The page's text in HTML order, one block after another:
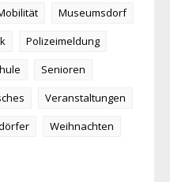
Museumsdorf
Polizeimeldung
Senioren
Veranstaltungen
Weihnachten